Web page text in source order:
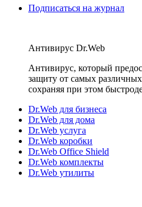
Подписаться на журнал
Антивирус Dr.Web
Антивирус, который
защиту от самых
сохраняя при этом
Dr.Web для бизнеса
Dr.Web для дома
Dr.Web услуга
Dr.Web коробки
Dr.Web Office Shield
Dr.Web комплекты
Dr.Web утилиты